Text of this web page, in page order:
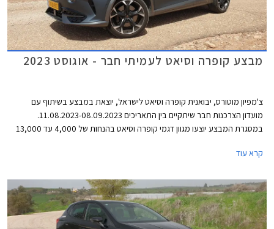
מבצע קופרה וסיאט לעמיתי חבר - אוגוסט 2023
צ'מפיון מוטורס, יבואנית קופרה וסיאט לישראל, יוצאת במבצע בשיתוף עם
מועדון הצרכנות חבר שיתקיים בין התאריכים 11.08.2023-08.09.2023.
במסגרת המבצע יוצעו מגוון דגמי קופרה וסיאט בהנחות של 4,000 עד 13,000
ברחבי הארץ.
קרא עוד